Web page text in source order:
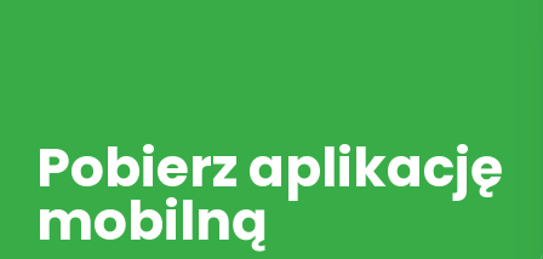
Pobierz aplikację
mobilną